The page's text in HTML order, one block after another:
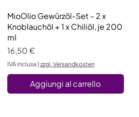
Vista rapida
MioOlio Gewürzöl-Set – 2 x
Knoblauchöl + 1 x Chiliöl, je 200
ml
Prezzo
16,50 €
IVA inclusa zzgl. Versandkosten
Aggiungi al carrello